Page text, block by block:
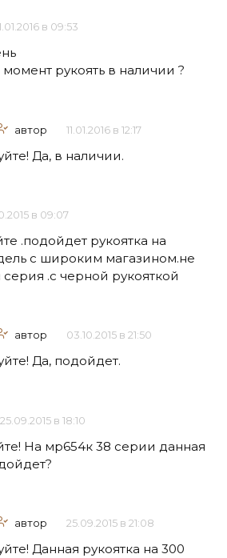
в 09:53
рукоять в наличии ?
автор 11.01.2016 в 12:17
Да, в наличии.
в 09:07
.подойдет рукоятка на
с широким магазином.не
серия .с черной рукояткой
автор 03.10.2015 в 21:50
Да, подойдет.
25.09.2015 в 18:10
На мр654к 38 серии данная
автор 25.09.2015 в 21:08
Данная рукоятка на 300